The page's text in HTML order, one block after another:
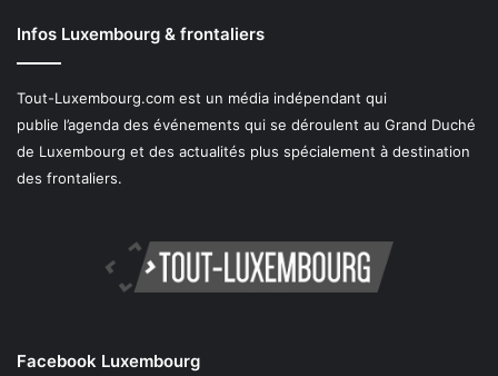
Infos Luxembourg & frontaliers
Tout-Luxembourg.com est un média indépendant qui
publie l’agenda des événements qui se déroulent au Grand Duché
de Luxembourg et des actualités plus spécialement à destination
des frontaliers.
Facebook Luxembourg